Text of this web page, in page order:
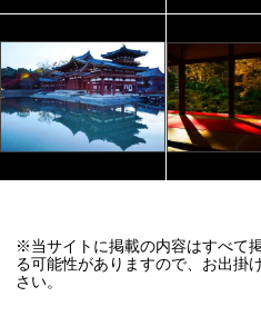
※当サイトに掲載の内容はすべて
る可能性がありますので、お出掛
さい。